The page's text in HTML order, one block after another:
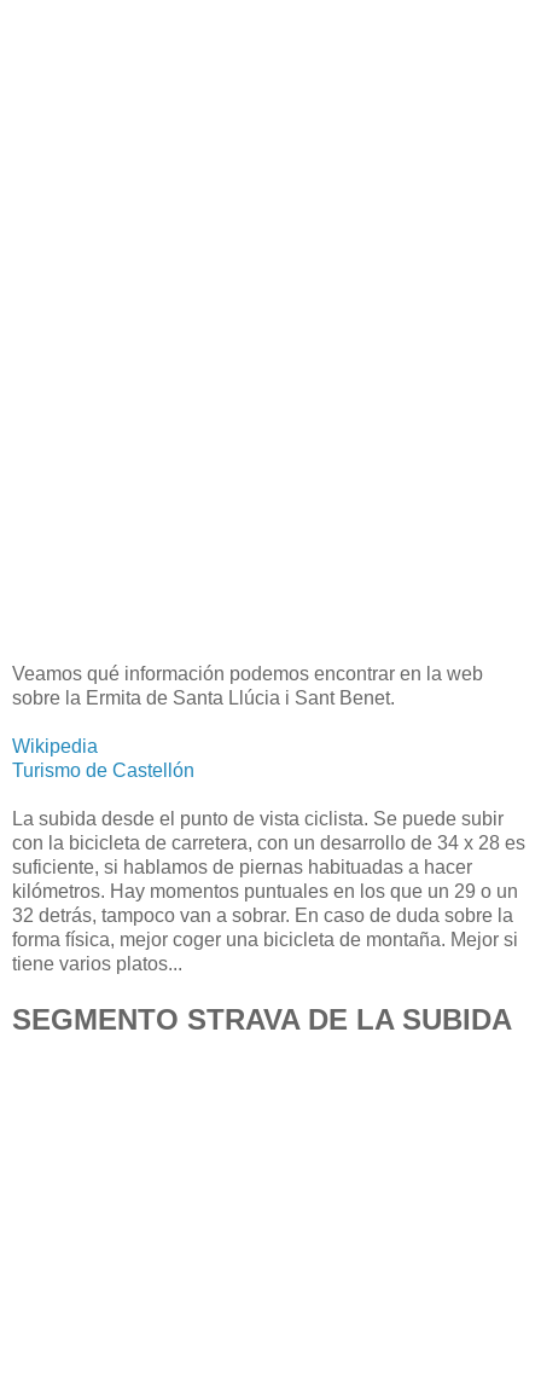
Veamos qué información podemos encontrar en la web
sobre la Ermita de Santa Llúcia i Sant Benet.
Wikipedia
Turismo de Castellón
La subida desde el punto de vista ciclista. Se puede subir
con la bicicleta de carretera, con un desarrollo de 34 x 28 es
suficiente, si hablamos de piernas habituadas a hacer
kilómetros. Hay momentos puntuales en los que un 29 o un
32 detrás, tampoco van a sobrar. En caso de duda sobre la
forma física, mejor coger una bicicleta de montaña. Mejor si
tiene varios platos...
SEGMENTO STRAVA DE LA SUBIDA